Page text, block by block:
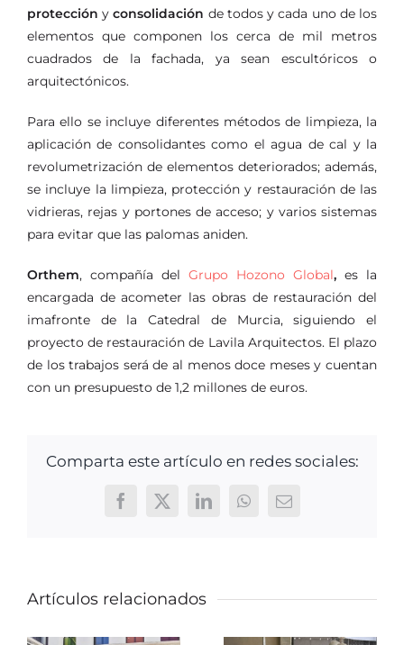
protección yconsolidación de todos y cada uno de los
elementos que componen los cerca de mil metros
cuadrados de la fachada, ya sean escultóricos o
arquitectónicos.
Para ello se incluye diferentes métodos de limpieza, la
aplicación de consolidantes como el agua de cal y la
revolumetrización de elementos deteriorados; además,
se incluye la limpieza, protección y restauración de las
vidrieras, rejas y portones de acceso; y varios sistemas
para evitar que las palomas aniden.
Orthem, compañía del Grupo Hozono Global, es la
encargada de acometer las obras de restauración del
imafronte de la Catedral de Murcia, siguiendo el
proyecto de restauración de Lavila Arquitectos. El plazo
de los trabajos será de al menos doce meses y cuentan
con un presupuesto de 1,2 millones de euros.
Comparta este artículo en redes sociales:
Facebook
X LinkedInWhatsApp
Correo
Artículos relacionados